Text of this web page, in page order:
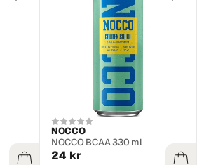
NOCCO
NOCCO BCAA 330 ml
24 kr